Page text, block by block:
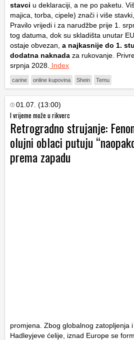
stavci u deklaraciji, a ne po paketu.
majica, torba, cipele) znači i više
Pravilo vrijedi i za narudžbe prije 1.
tog datuma, dok su skladišta unutar
ostaje obvezan, a najkasnije do 1.
dodatna naknada za rukovanje.
srpnja 2028. Index
carine online kupovina Shein Temu
01.07. (13:00)
I vrijeme može u rikverc
Retrogradno strujanje:
olujni oblaci putuju
prema zapadu
promjena. Zbog globalnog zatopljenja
Hadleyjeve ćelije, iznad Europe se